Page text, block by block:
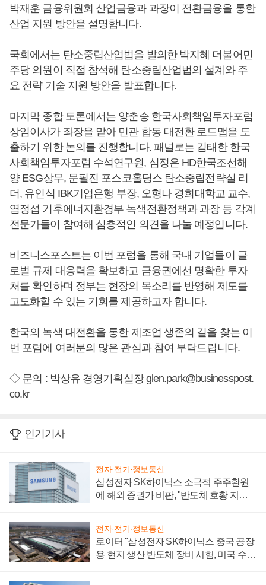
박재훈 금융위원회 산업금융과 과장이 전환금융을 통한
산업 지원 방안을 설명합니다.
국회에서는 탄소중립산업법을 발의한 박지혜 더불어민
주당 의원이 직접 참석해 탄소중립산업법의 설계와 주
요 전략 기술 지원 방안을 발표합니다.
마지막 종합 토론에서는 양춘승 한국사회책임투자포럼
상임이사가 좌장을 맡아 민관 합동 대전환 로드맵을 도
출하기 위한 논의를 진행합니다. 패널로는 김태한 한국
사회책임투자포럼 수석연구원, 심정은 HD한국조선해
양 ESG상무, 문필진 포스코홀딩스 탄소중립전략실 리
더, 유인식 IBK기업은행 부장, 오형나 경희대학교 교수,
염정섭 기후에너지환경부 녹색전환정책과 과장 등 각계
전문가들이 참여해 심층적인 의견을 나눌 예정입니다.
비즈니스포스트는 이번 포럼을 통해 국내 기업들이 글
로벌 규제 대응력을 확보하고 금융권에선 명확한 투자
처를 확인하며 정부는 현장의 목소리를 반영해 제도를
고도화할 수 있는 기회를 제공하고자 합니다.
한국의 녹색 대전환을 통한 제조업 생존의 길을 찾는 이
번 포럼에 여러분의 많은 관심과 참여 부탁드립니다.
◇ 문의 : 박상유 경영기획실장 glen.park@businesspost.
co.kr
인기기사
전자·전기·정보통신
삼성전자 SK하이닉스 소극적 주주환원
에 해외 증권가 비판, "반도체 호황 지속
전자·전기·정보통신
로이터 "삼성전자 SK하이닉스 중국 공장
용 현지 생산 반도체 장비 시험, 미국 수출